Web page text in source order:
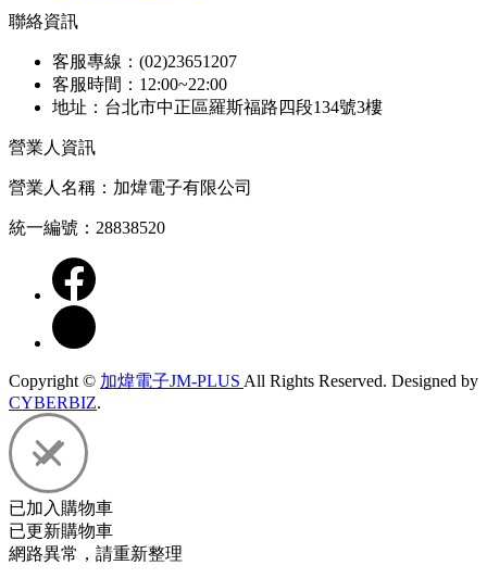
聯絡資訊
客服專線：(02)23651207
客服時間：12:00~22:00
地址：台北市中正區羅斯福路四段134號3樓
營業人資訊
營業人名稱：加煒電子有限公司
統一編號：28838520
Copyright © 加煒電子JM-PLUS All Rights Reserved. Designed by
CYBERBIZ.
已加入購物車
已更新購物車
網路異常，請重新整理